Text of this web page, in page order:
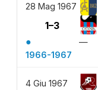
28 Mag 1967
1–3
●
—
1966-1967
4 Giu 1967